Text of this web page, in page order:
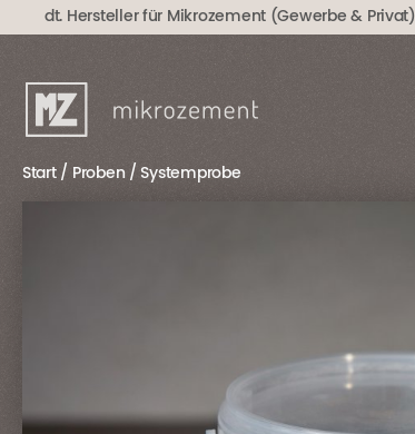
Inhalt
dt. Hersteller für Mikrozement (Gewerbe & Privat)
Start/ Proben/ Systemprobe